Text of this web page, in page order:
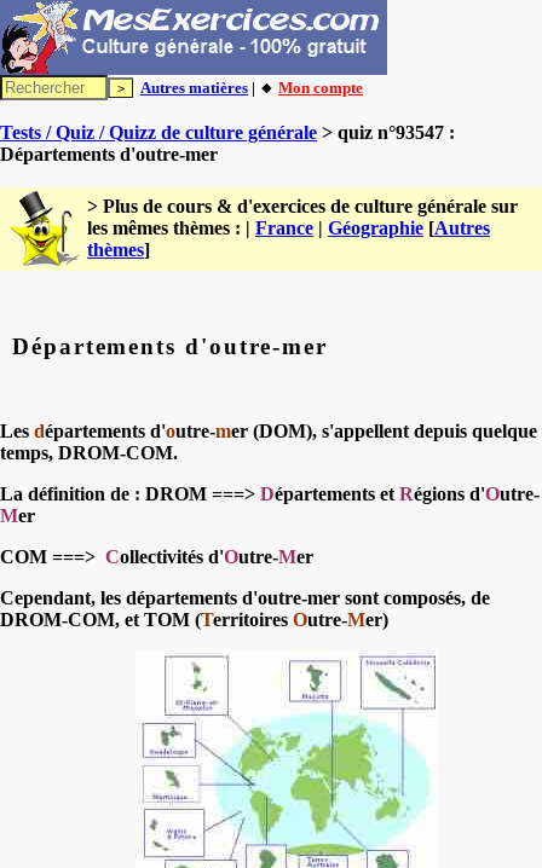
Autres matières | 🔸 Mon compte
Tests / Quiz / Quizz de culture générale > quiz n°93547 :
Départements d'outre-mer
> Plus de cours & d'exercices de culture générale sur
les mêmes thèmes : | France | Géographie [Autres
thèmes]
Départements d'outre-mer
Les départements d'outre-mer (DOM), s'appellent depuis quelque
temps, DROM-COM.
La définition de : DROM ===> Départements et Régions d'Outre-
Mer
COM ===> Collectivités d'Outre-Mer
Cependant, les départements d'outre-mer sont composés, de
DROM-COM, et TOM (Territoires Outre-Mer)